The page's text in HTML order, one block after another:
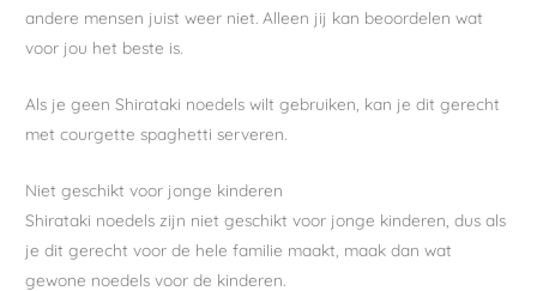
andere mensen juist weer niet. Alleen jij kan beoordelen wat
voor jou het beste is.
Als je geen Shirataki noedels wilt gebruiken, kan je dit gerecht
met courgette spaghetti serveren.
Niet geschikt voor jonge kinderen
Shirataki noedels zijn niet geschikt voor jonge kinderen, dus als
je dit gerecht voor de hele familie maakt, maak dan wat
gewone noedels voor de kinderen.